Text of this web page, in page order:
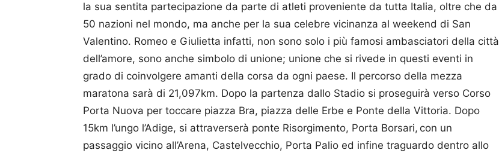
la sua sentita partecipazione da parte di atleti proveniente da tutta Italia, oltre che da
50 nazioni nel mondo, ma anche per la sua celebre vicinanza al weekend di San
Valentino. Romeo e Giulietta infatti, non sono solo i più famosi ambasciatori della città
dell’amore, sono anche simbolo di unione; unione che si rivede in questi eventi in
grado di coinvolgere amanti della corsa da ogni paese. Il percorso della mezza
maratona sarà di 21,097km. Dopo la partenza dallo Stadio si proseguirà verso Corso
Porta Nuova per toccare piazza Bra, piazza delle Erbe e Ponte della Vittoria. Dopo
15km l’ungo l’Adige, si attraverserà ponte Risorgimento, Porta Borsari, con un
passaggio vicino all’Arena, Castelvecchio, Porta Palio ed infine traguardo dentro allo